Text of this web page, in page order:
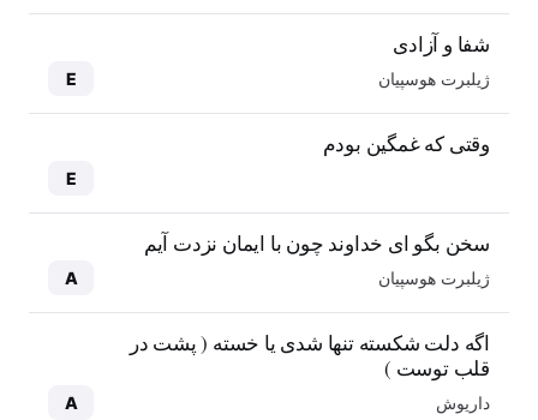
شفا و آزادی
ژیلبرت هوسپیان E
وقتی که غمگین بودم
E
سخن بگو ای خداوند چون با ایمان نزدت آیم
ژیلبرت هوسپیان A
اگه دلت شکسته تنها شدی یا خسته ( پشت در
قلب توست )
داریوش A